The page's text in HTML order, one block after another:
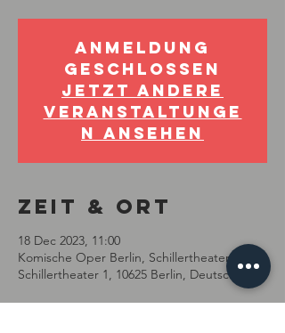
Anmeldung
geschlossen
Jetzt andere
Veranstaltunge
n ansehen
Zeit & Ort
18 Dec 2023, 11:00
Komische Oper Berlin, Schillertheater, Am
Schillertheater 1, 10625 Berlin, Deutschland